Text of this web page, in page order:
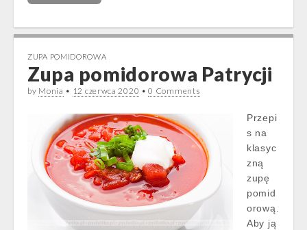
ZUPA POMIDOROWA
Zupa pomidorowa Patrycji
by Monia • 12 czerwca 2020 •0 Comments
Przepi
s na
klasyc
zną
zupę
pomid
orową.
Aby ją